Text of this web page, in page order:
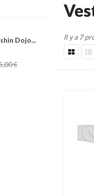
Dojo...
€
Il y a 7